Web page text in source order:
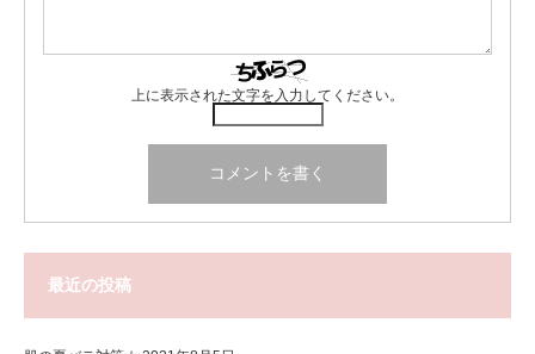
上に表示された文字を入力してください。
最近の投稿